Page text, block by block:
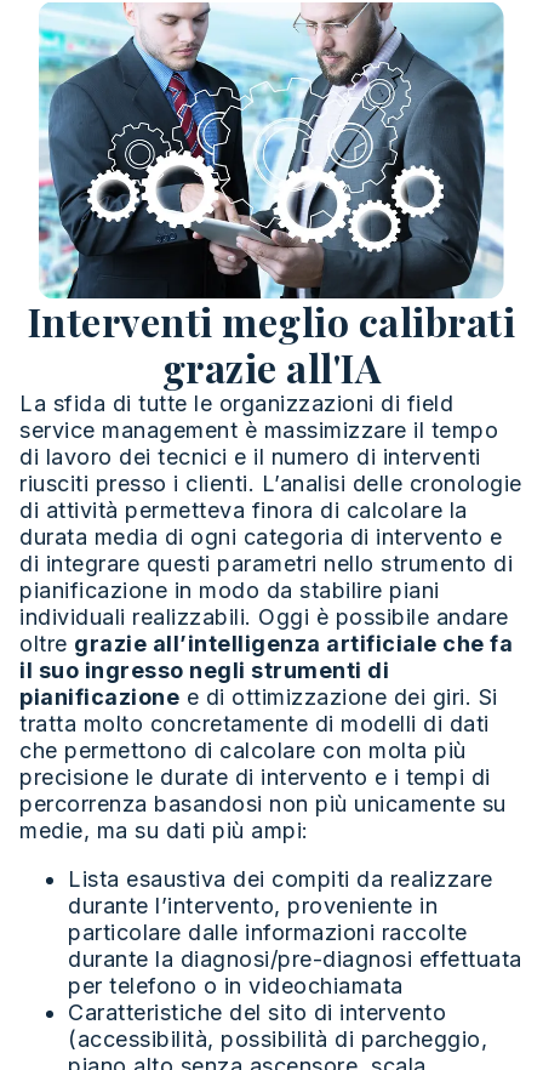
Interventi meglio calibrati
grazie all'IA
La sfida di tutte le organizzazioni di field
service management è massimizzare il tempo
di lavoro dei tecnici e il numero di interventi
riusciti presso i clienti. L’analisi delle cronologie
di attività permetteva finora di calcolare la
durata media di ogni categoria di intervento e
di integrare questi parametri nello strumento di
pianificazione in modo da stabilire piani
individuali realizzabili. Oggi è possibile andare
oltre grazie all’intelligenza artificiale che fa
il suo ingresso negli strumenti di
pianificazione e di ottimizzazione dei giri. Si
tratta molto concretamente di modelli di dati
che permettono di calcolare con molta più
precisione le durate di intervento e i tempi di
percorrenza basandosi non più unicamente su
medie, ma su dati più ampi:
Lista esaustiva dei compiti da realizzare
durante l’intervento, proveniente in
particolare dalle informazioni raccolte
durante la diagnosi/pre-diagnosi effettuata
per telefono o in videochiamata
Caratteristiche del sito di intervento
(accessibilità, possibilità di parcheggio,